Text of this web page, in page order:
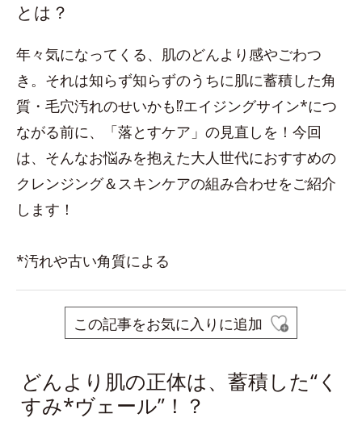
とは？
年々気になってくる、肌のどんより感やごわつ
き。それは知らず知らずのうちに肌に蓄積した角
質・毛穴汚れのせいかも⁉エイジングサイン*につ
ながる前に、「落とすケア」の見直しを！今回
は、そんなお悩みを抱えた大人世代におすすめの
クレンジング＆スキンケアの組み合わせをご紹介
します！
*汚れや古い角質による
この記事をお気に入りに追加
どんより肌の正体は、蓄積した“く
すみ*ヴェール”！？